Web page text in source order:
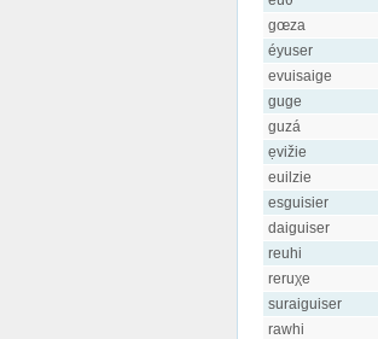
gœza
éyuser
evuisaige
guge
guzá
ẹvižie
euilzie
esguisier
daiguiser
reuhi
reruχe
suraiguiser
rawhi